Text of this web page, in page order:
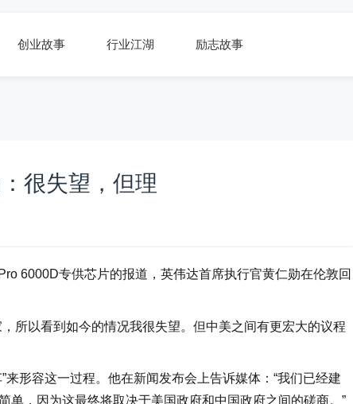
创业故事 行业江湖 励志故事
很失望，但理
6000D专供芯片的报道，英伟达首席执行官黄仁勋在伦敦回
所以看到如今的情况我很失望。但中美之间有更宏大的议程
形容这一过程。他在新闻发布会上告诉媒体：“我们已经建
，因为这最终将取决于美国政府和中国政府之间的磋商。”